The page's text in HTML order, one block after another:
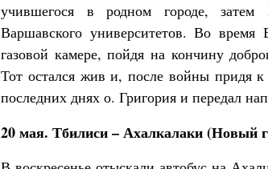
учившегося в родном городе, затем
Варшавского университетов. Во
газовой камере, пойдя на кончину
Тот остался жив и, после войны придя
последних днях о. Григория и передал
20 мая. Тбилиси – Ахалкалаки (Новый